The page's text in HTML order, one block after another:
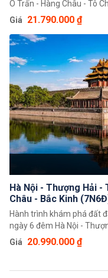
Ô Trấn - Hàng Châu - Tô
Hongkong - Hà Nội Hành
nước Trung Hoa 8 ngày 7
khách có thể chiêm
Trung Hoa rộng lớn,
nổi tiếng là Bắc Kinh,
Châu, Tây Ô Trấn.
Giá 21.790.000 ₫
Hà Nội - Thượng Hải -
Châu - Bắc Kinh
Hành trình khám phá đất
ngày 6 đêm Hà Nội - Thượng Hải - Tây Đường -
Hàng Châu - Bắc Kinh
khách những trải nghiệm
đất nước Trung Hoa rộng
Giá 20.990.000 ₫